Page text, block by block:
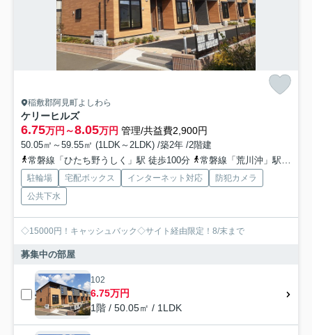
稲敷郡阿見町よしわら
ケリーヒルズ
6.75万円～8.05万円 管理/共益費2,900円
50.05㎡～59.55㎡ (1LDK～2LDK) /築2年 /2階建
常磐線「ひたち野うしく」駅 徒歩100分
常磐線「荒川沖」駅 徒歩119分
駐輪場 宅配ボックス インターネット対応
防犯カメラ
公共下水
◇15000円！キャッシュバック◇サイト経由限定！8/末まで
募集中の部屋
102
6.75万円
1階 / 50.05㎡ / 1LDK